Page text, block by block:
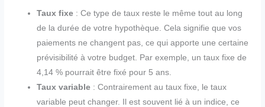
Taux fixe : Ce type de taux reste le même tout au long
de la durée de votre hypothèque. Cela signifie que vos
paiements ne changent pas, ce qui apporte une certaine
prévisibilité à votre budget. Par exemple, un taux fixe de
4,14 % pourrait être fixé pour 5 ans.
Taux variable : Contrairement au taux fixe, le taux
variable peut changer. Il est souvent lié à un indice, ce